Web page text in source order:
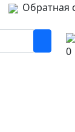
Обратная
0